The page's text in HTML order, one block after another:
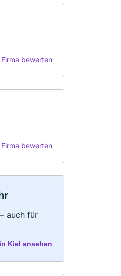
Firma bewerten
Firma bewerten
auch für
Kiel ansehen